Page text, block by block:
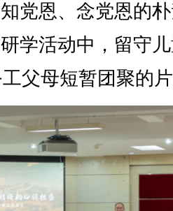
党恩、念党恩的
学活动中，留守
父母短暂团聚的